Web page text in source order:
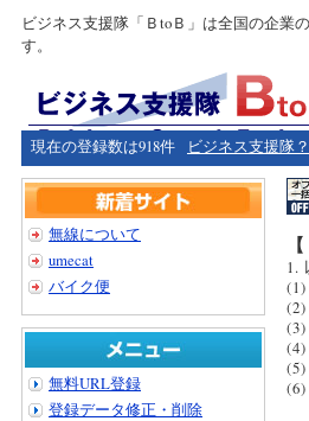
ビジネス支援隊「ＢtoＢ」は全国の企業
す。
現在の登録数は918件 ビジネス支援隊？
1.
無線について
umecat
バイク便
無料URL登録
登録データ修正・削除